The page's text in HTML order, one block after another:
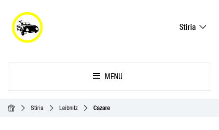
Stiria
MENU
Acasă Stiria Leibnitz Cazare